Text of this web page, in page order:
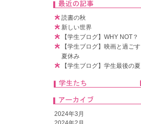
読書の秋
新しい世界
【学生ブログ】WHY NOT？
【学生ブログ】映画と過ごす
夏休み
【学生ブログ】学生最後の夏
2024年3月